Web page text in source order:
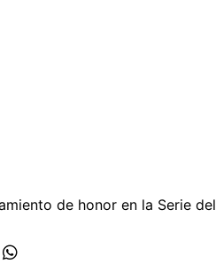
de honor en la Serie del